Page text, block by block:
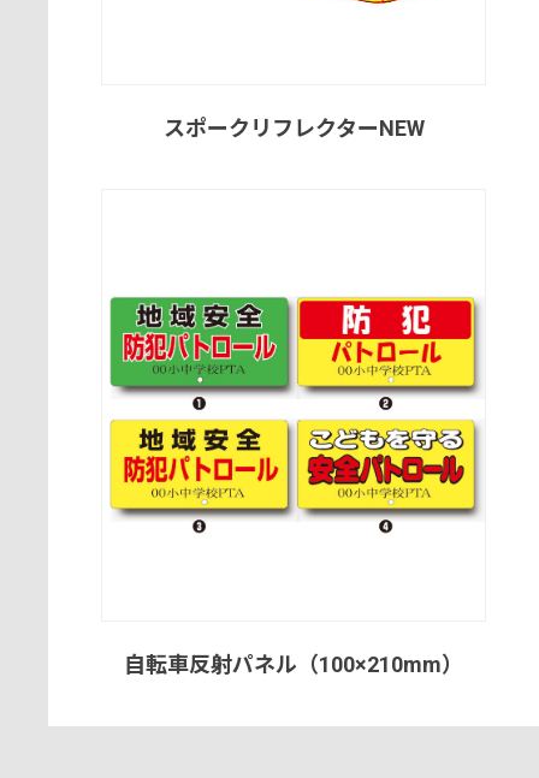
スポークリフレクターNEW
自転車反射パネル（100×210mm）